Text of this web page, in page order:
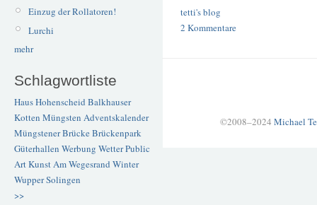
Einzug der Rollatoren!
Lurchi
mehr
Schlagwortliste
Haus Hohenscheid Balkhauser
Kotten Müngsten Adventskalender
Müngstener BrückeBrückenpark
Güterhallen Werbung WetterPublic
ArtKunstAm Wegesrand Winter
WupperSolingen
>>
tetti's blog
2 Kommentare
©2008–2024 Michael